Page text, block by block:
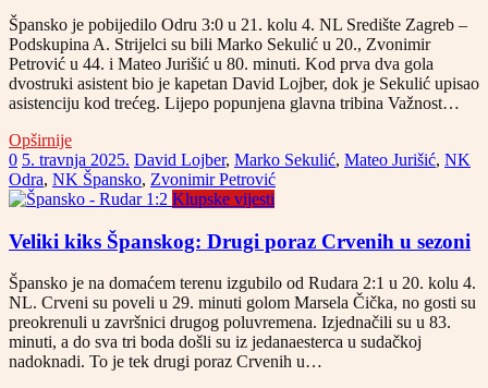
Špansko je pobijedilo Odru 3:0 u 21. kolu 4. NL Središte Zagreb –
Podskupina A. Strijelci su bili Marko Sekulić u 20., Zvonimir
Petrović u 44. i Mateo Jurišić u 80. minuti. Kod prva dva gola
dvostruki asistent bio je kapetan David Lojber, dok je Sekulić upisao
asistenciju kod trećeg. Lijepo popunjena glavna tribina Važnost…
Opširnije
0 5. travnja 2025. David Lojber, Marko Sekulić, Mateo Jurišić, NK
Odra, NK Špansko, Zvonimir Petrović
Klupske vijesti
Veliki kiks Španskog: Drugi poraz Crvenih u sezoni
Špansko je na domaćem terenu izgubilo od Rudara 2:1 u 20. kolu 4.
NL. Crveni su poveli u 29. minuti golom Marsela Čička, no gosti su
preokrenuli u završnici drugog poluvremena. Izjednačili su u 83.
minuti, a do sva tri boda došli su iz jedanaesterca u sudačkoj
nadoknadi. To je tek drugi poraz Crvenih u…